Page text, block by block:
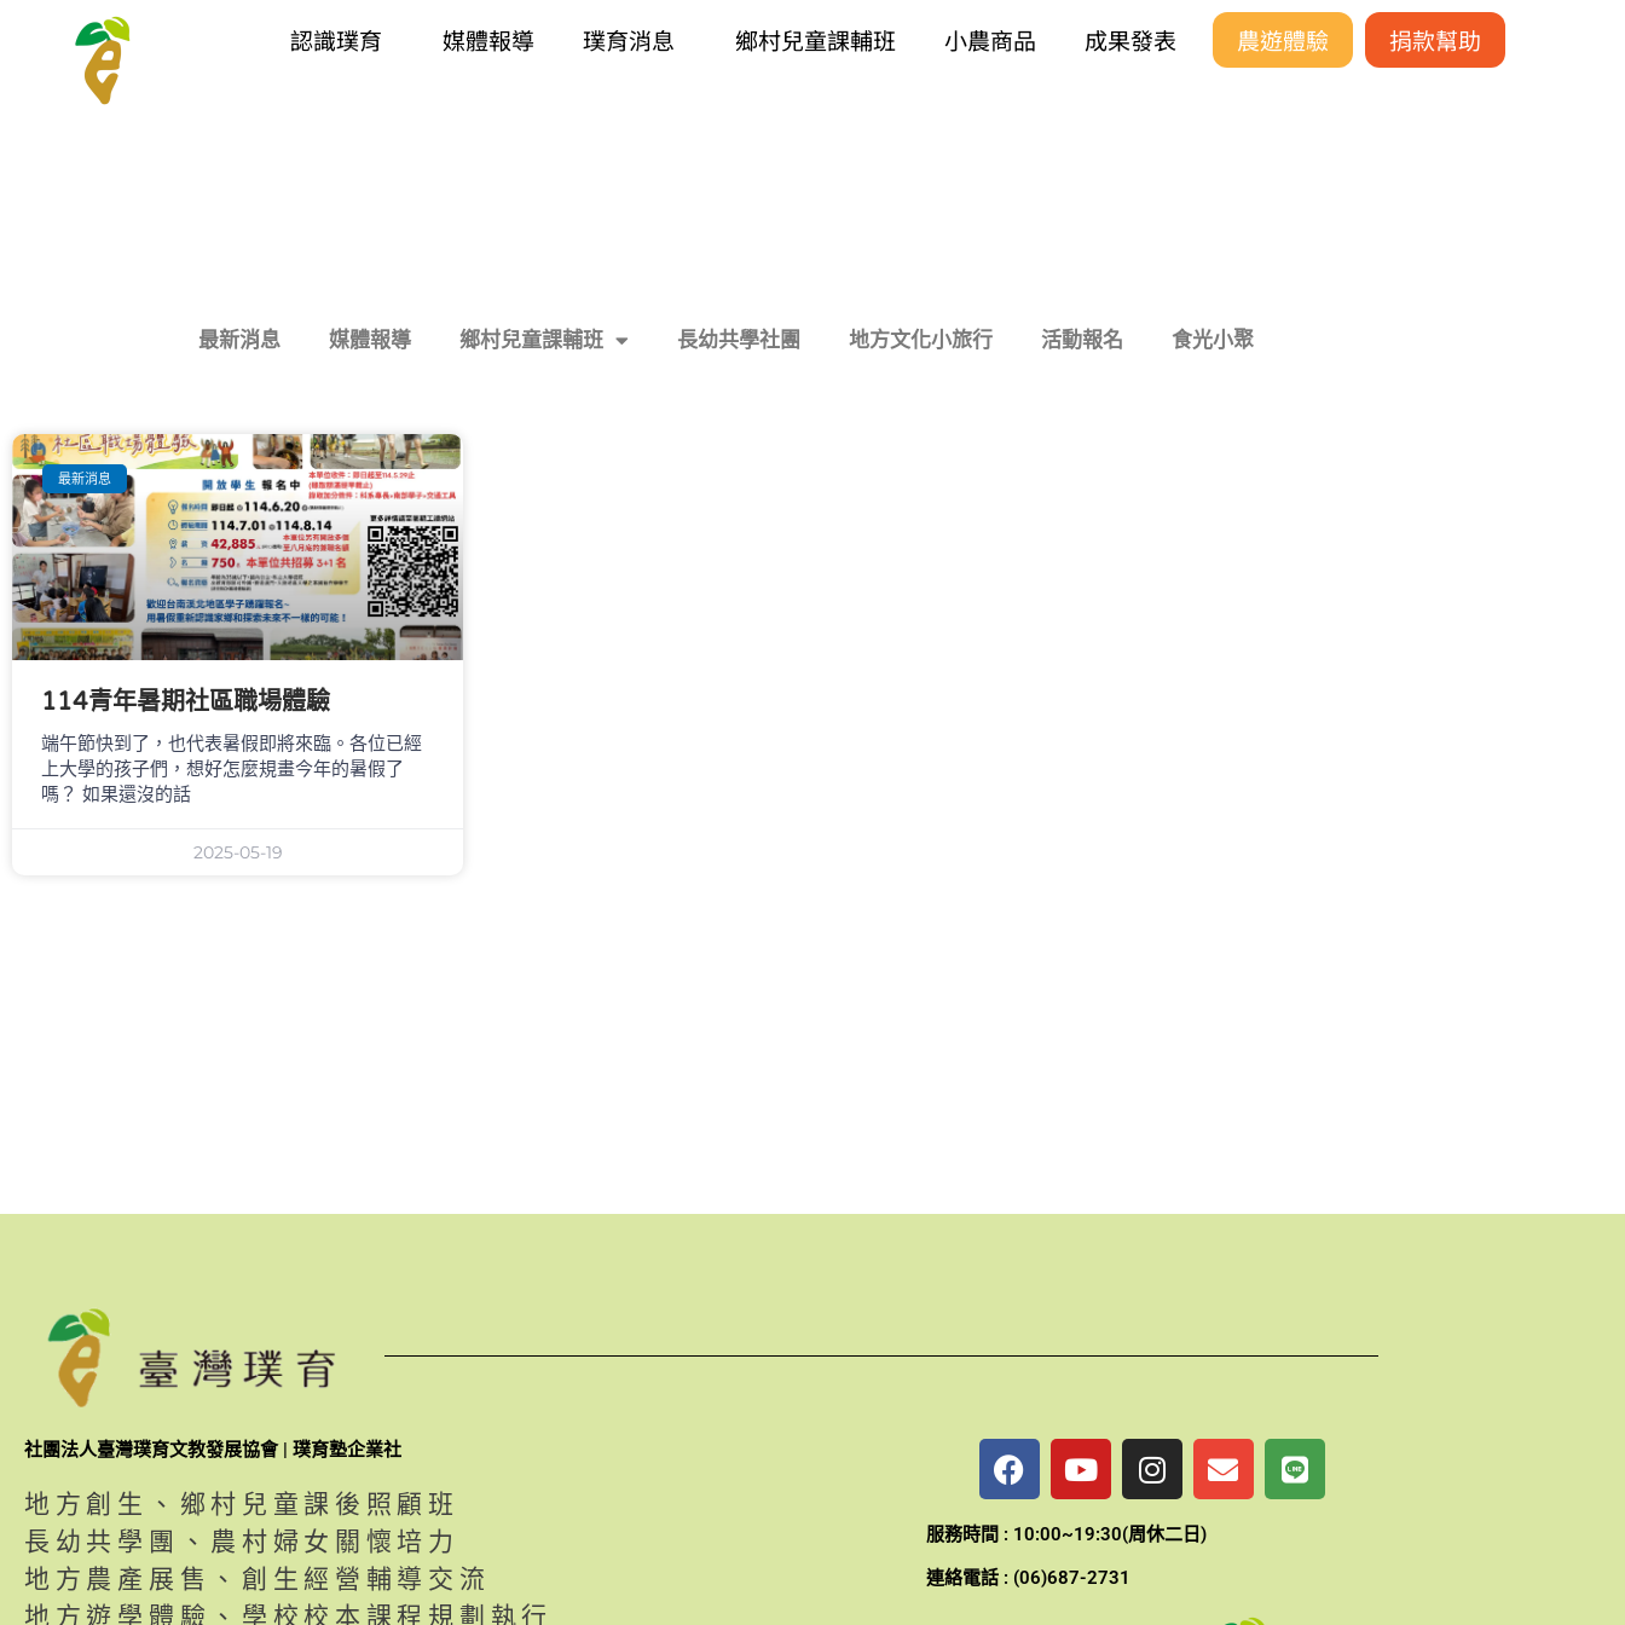
認識璞育 媒體報導 璞育消息 鄉村兒童課輔班 小農商品 成果發表 農遊體驗 捐款幫助
最新消息 媒體報導 鄉村兒童課輔班 長幼共學社團 地方文化小旅行 活動報名 食光小聚
最新消息
114青年暑期社區職場體驗
端午節快到了，也代表暑假即將來臨。各位已經
上大學的孩子們，想好怎麼規畫今年的暑假了
嗎？ 如果還沒的話
2025-05-19
社團法人臺灣璞育文教發展協會 | 璞育塾企業社
地方創生、鄉村兒童課後照顧班
長幼共學團、農村婦女關懷培力
地方農產展售、創生經營輔導交流
地方遊學體驗、學校校本課程規劃執行
F
a
c
e
b
Y
o
u
t
u
I
n
s
t
E
n
v
L
i
n
服務時間 : 10:00~19:30(周休二日)
連絡電話 : (06)687-2731